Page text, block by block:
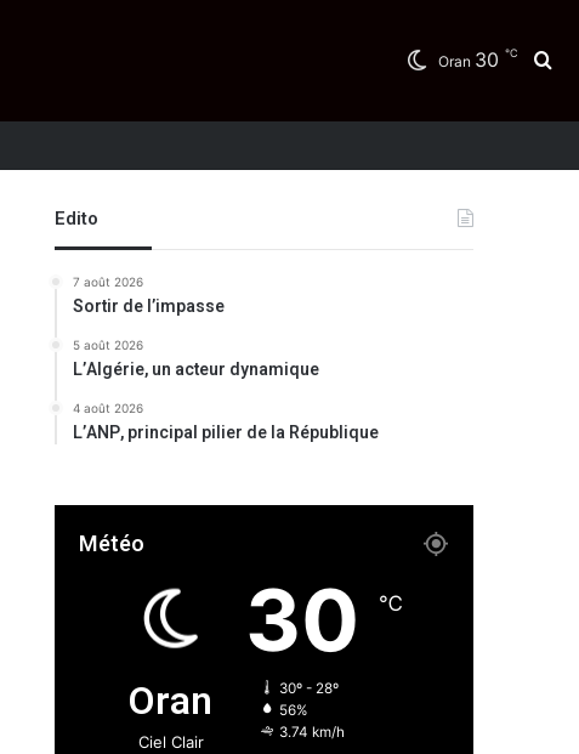
Oran 30 ℃
Edito
7 août 2026
Sortir de l’impasse
5 août 2026
L’Algérie, un acteur dynamique
4 août 2026
L’ANP, principal pilier de la République
Météo
Oran
Ciel Clair
30 ℃
30º - 28º
56%
3.74 km/h